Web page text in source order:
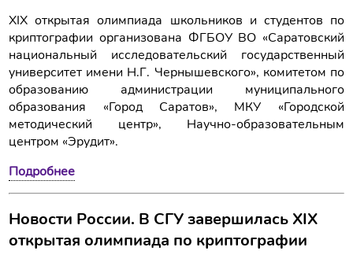
XIX открытая олимпиада школьников и студентов по
криптографии организована ФГБОУ ВО «Саратовский
национальный исследовательский государственный
университет имени Н.Г. Чернышевского», комитетом по
образованию администрации муниципального
образования «Город Саратов», МКУ «Городской
методический центр», Научно-образовательным
центром «Эрудит».
Подробнее
Новости России. В СГУ завершилась XIX
открытая олимпиада по криптографии